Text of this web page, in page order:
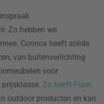
Zo hebben we
Connox heeft solide
van buitenverlichting
voor
Zo heeft Fiam
outdoor producten en kan